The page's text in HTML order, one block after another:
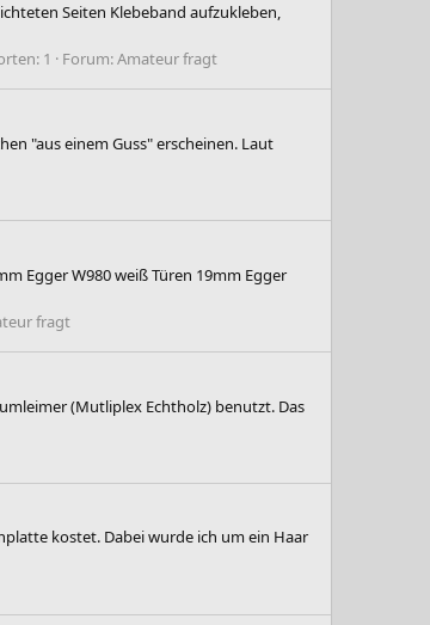
Seiten Klebeband aufzukleben,
1 Forum:Amateur fragt
"aus einem Guss" erscheinen. Laut
Egger W980 weiß Türen 19mm Egger
fragt
(Mutliplex Echtholz) benutzt. Das
kostet. Dabei wurde ich um ein Haar